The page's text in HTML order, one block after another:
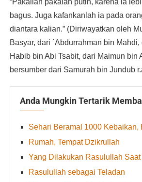
bagus. Juga kafankanlah ia pada
diantara kalian.” (Diriwayatkan oleh
Basyar, dari `Abdurrahman bin
Habib bin Abi Tsabit, dari Maimun bin
bersumber dari Samurah bin Jundub
Anda Mungkin Tertarik
Sehari Beramal 1000 Kebaikan,
Rumah, Tempat Dzikrullah
Yang Dilakukan Rasulullah Saat
Rasulullah sebagai Teladan